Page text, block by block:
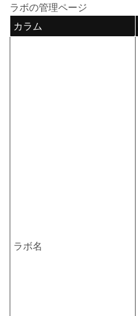
ラボの管理ページ
カラム
ラボ名